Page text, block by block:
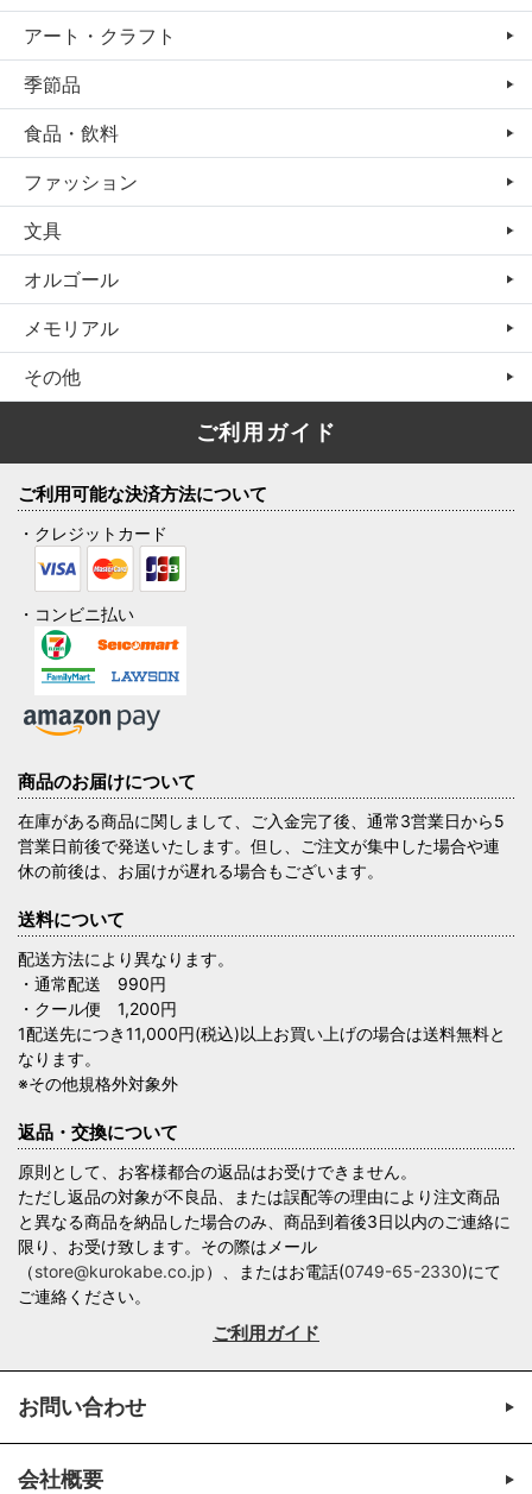
アート・クラフト
季節品
食品・飲料
ファッション
文具
オルゴール
メモリアル
その他
ご利用ガイド
ご利用可能な決済方法について
・クレジットカード
・コンビニ払い
商品のお届けについて
在庫がある商品に関しまして、ご入金完了後、通常3営業日から5
営業日前後で発送いたします。但し、ご注文が集中した場合や連
休の前後は、お届けが遅れる場合もございます。
送料について
配送方法により異なります。
・通常配送 990円
・クール便 1,200円
1配送先につき11,000円(税込)以上お買い上げの場合は送料無料と
なります。
※その他規格外対象外
返品・交換について
原則として、お客様都合の返品はお受けできません。
ただし返品の対象が不良品、または誤配等の理由により注文商品
と異なる商品を納品した場合のみ、商品到着後3日以内のご連絡に
限り、お受け致します。その際はメール
（store@kurokabe.co.jp）、またはお電話(0749-65-2330)にて
ご連絡ください。
ご利用ガイド
お問い合わせ
会社概要